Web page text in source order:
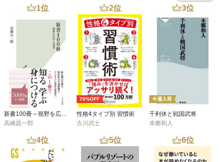
1位
新書100冊～視野を広げる読書～
高橋昌一郎
2位
70%OFF
性格4タイプ別 習慣術
古川武士
3位
今週入荷
千利休と戦国武将
本郷和人
4位 5位 6位